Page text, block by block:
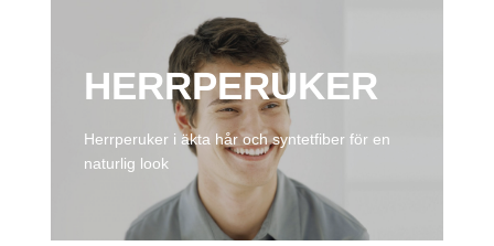
HERRPERUKER
Herrperuker i äkta hår och syntetfiber för en
naturlig look